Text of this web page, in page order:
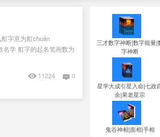
字意为舡chuán
名学 舡字的起名笔画数为
0
11224
三才数字神断|数字能量|
字神断
星学大成引星入命|七政
余|果老星宗
鬼谷神相|面相|手相